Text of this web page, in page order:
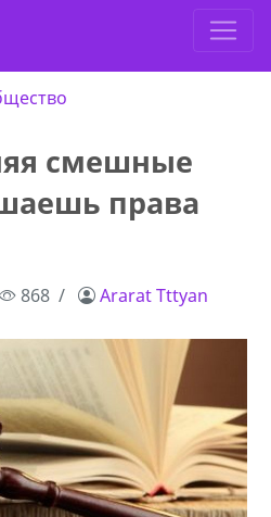
смешные
права
868 Ararat Tttyan